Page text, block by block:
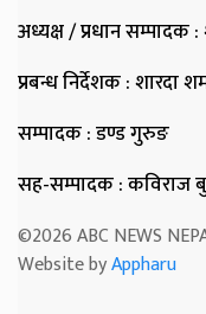
अध्यक्ष / प्रधान सम्पादक
प्रबन्ध निर्देशक: शारदा
सम्पादक: डण्ड गुरुङ
सह-सम्पादक: कविराज
©2026 ABC NEWS
Website byAppharu